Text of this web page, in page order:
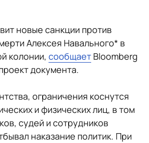
новые санкции против
Алексея Навального* в
колонии, сообщает Bloomberg
документа.
ограничения коснутся
и физических лиц, в том
судей и сотрудников
наказание политик. При